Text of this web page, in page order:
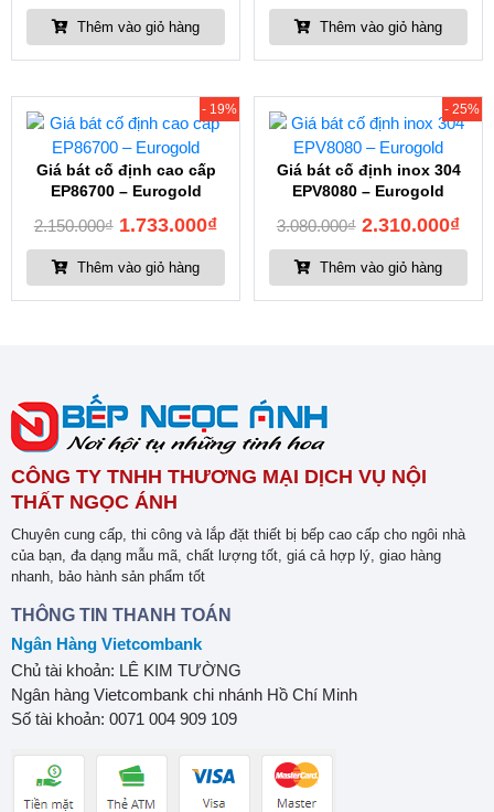
Thêm vào giỏ hàng Thêm vào giỏ hàng
- 19%
Giá bát cố định cao cấp
EP86700 – Eurogold
2.150.000₫ 1.733.000₫
Thêm vào giỏ hàng
- 25%
Giá bát cố định inox 304
EPV8080 – Eurogold
3.080.000₫ 2.310.000₫
Thêm vào giỏ hàng
CÔNG TY TNHH THƯƠNG MẠI DỊCH VỤ NỘI
THẤT NGỌC ÁNH
Chuyên cung cấp, thi công và lắp đặt thiết bị bếp cao cấp cho ngôi nhà
của bạn, đa dạng mẫu mã, chất lượng tốt, giá cả hợp lý, giao hàng
nhanh, bảo hành sản phẩm tốt
THÔNG TIN THANH TOÁN
Ngân Hàng Vietcombank
Chủ tài khoản: LÊ KIM TƯỜNG
Ngân hàng Vietcombank chi nhánh Hồ Chí Minh
Số tài khoản: 0071 004 909 109